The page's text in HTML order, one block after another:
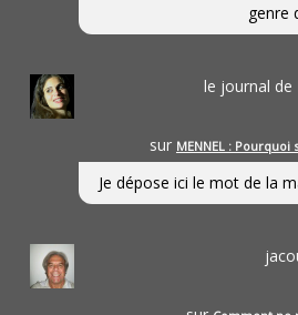
genre
le journal de
sur MENNEL : Pourquoi
Je dépose ici le mot de la